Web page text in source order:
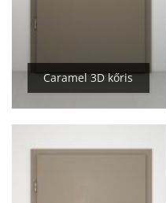
Caramel 3D kőris